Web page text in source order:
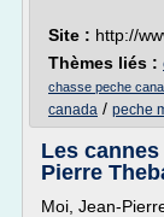
Site : http://
Thèmes liés :
chasse peche
canada / peche
Les
Pierre
Moi, Jean-